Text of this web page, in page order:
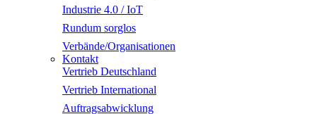
Industrie 4.0 / IoT
Rundum sorglos
Verbände/Organisationen
Kontakt
Vertrieb Deutschland
Vertrieb International
Auftragsabwicklung